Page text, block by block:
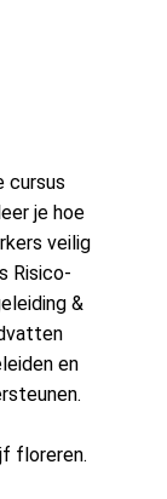
cursus
je hoe
veilig
Risico-
&
en
floreren.